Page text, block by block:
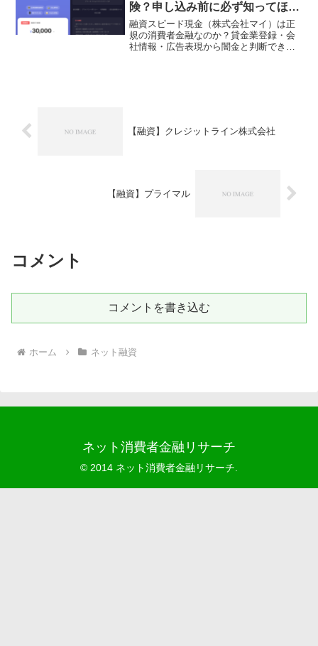
険？申し込み前に必ず知ってほし
い実態
融資スピード現金（株式会社マイ）は正
規の消費者金融なのか？貸金業登録・会
社情報・広告表現から闇金と判断できる
【融資】クレジットライン株式会社
【融資】プライマル
コメント
コメントを書き込む
ホーム ネット融資
ネット消費者金融リサーチ
© 2014 ネット消費者金融リサーチ.